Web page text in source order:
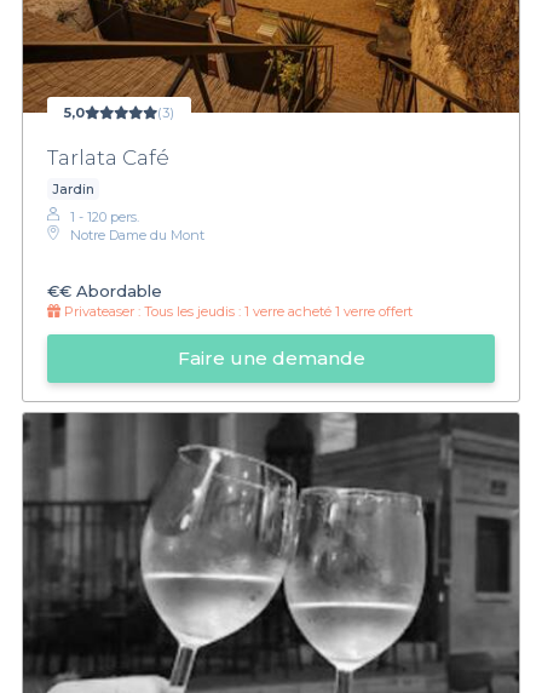
5,0 (3)
Tarlata Café
Jardin
1 - 120 pers.
Notre Dame du Mont
€€ Abordable
Privateaser : Tous les jeudis : 1 verre acheté 1 verre offert
Faire une demande